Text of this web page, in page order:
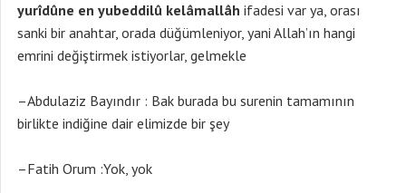
yurîdûne en yubeddilû kelâmallâh ifadesi var ya, orası
sanki bir anahtar, orada düğümleniyor, yani Allah’ın hangi
emrini değiştirmek istiyorlar, gelmekle
–Abdulaziz Bayındır : Bak burada bu surenin tamamının
birlikte indiğine dair elimizde bir şey
–Fatih Orum :Yok, yok